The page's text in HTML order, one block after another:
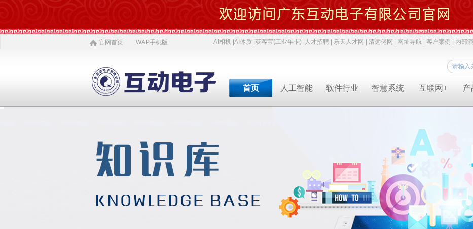
官网首页 WAP手机版 AI相机 | AI体质 | 获客宝(工业年卡) | 人才招聘 | 乐天人才网 | 清远佬网 | 网址导航 | 客户案例 | 内部演
首页 人工智能
AI 相机 AI 中医体质
AI 磁吸萌宠 AI 模型芯片 AI 科技特派员 AI 招商平台
软件行业
软件开发 物理大数据
大数据与分析 智慧的运算 云服务 中台系统
智慧系统
5G赋能 智慧SDK 毫米波雷达
UWB室内定位 智慧城市 智慧交通 智慧农业
智慧医疗 智慧旅游
智慧物流
互联网+
农村电商
产
激光设备 疫情防控产品
QYSED品牌 HIQY品牌 智慧博物馆 LBS应用产品
产品溯源系统 智慧呼叫系统
混合虚拟现实 安防监控
施工标准 ITSS常识
软件开发 Oracle 智慧城市 智慧博物馆
安全交通 财务会计
贯标知识
公司介绍
公司简介
公司文化
荣誉资质
智慧投资
投资对象
投资项目
行业动态
行业解决方案
技术应用
经典名言
成功案例